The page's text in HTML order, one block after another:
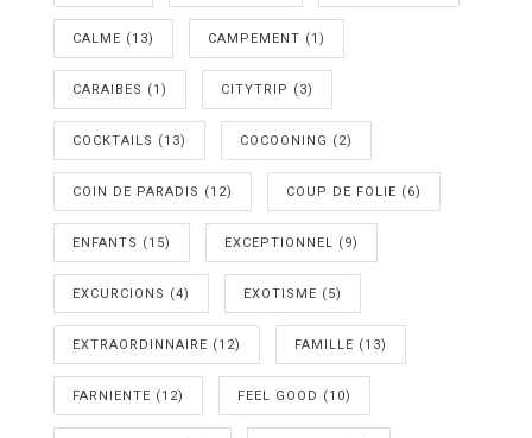
CALME (13) CAMPEMENT (1)
CARAIBES (1) CITYTRIP (3)
COCKTAILS (13) COCOONING (2)
COIN DE PARADIS (12) COUP DE FOLIE (6)
ENFANTS (15) EXCEPTIONNEL (9)
EXCURCIONS (4) EXOTISME (5)
EXTRAORDINNAIRE (12) FAMILLE (13)
FARNIENTE (12) FEEL GOOD (10)